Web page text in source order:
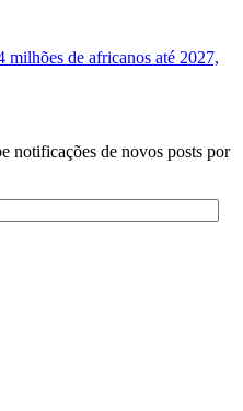
de africanos até 2027,
notificações de novos posts por